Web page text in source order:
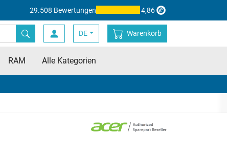
29.508 Bewertungen 4,86
DE Warenkorb
RAM Alle Kategorien